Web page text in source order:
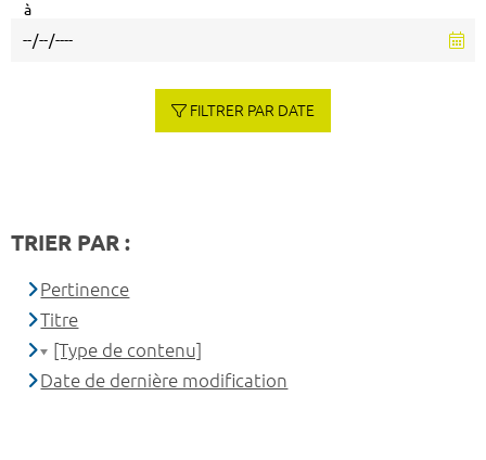
à
FILTRER PAR DATE
TRIER PAR :
Pertinence
Titre
[Type de contenu]
Date de dernière modification